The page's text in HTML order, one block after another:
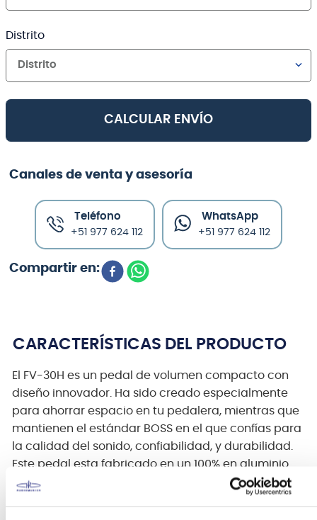
Distrito
Distrito
CALCULAR ENVÍO
Canales de venta y asesoría
Teléfono
+51 977 624 112
WhatsApp
+51 977 624 112
CARACTERÍSTICAS DEL PRODUCTO
El FV-30H es un pedal de volumen compacto con
diseño innovador. Ha sido creado especialmente
para ahorrar espacio en tu pedalera, mientras que
mantienen el estándar BOSS en el que confías para
la calidad del sonido, confiabilidad, y durabilidad.
Este pedal esta fabricado en un 100% en aluminio
fundido, y destaca por su tersa acción de pivote
que provee los sutiles cambios en el control de